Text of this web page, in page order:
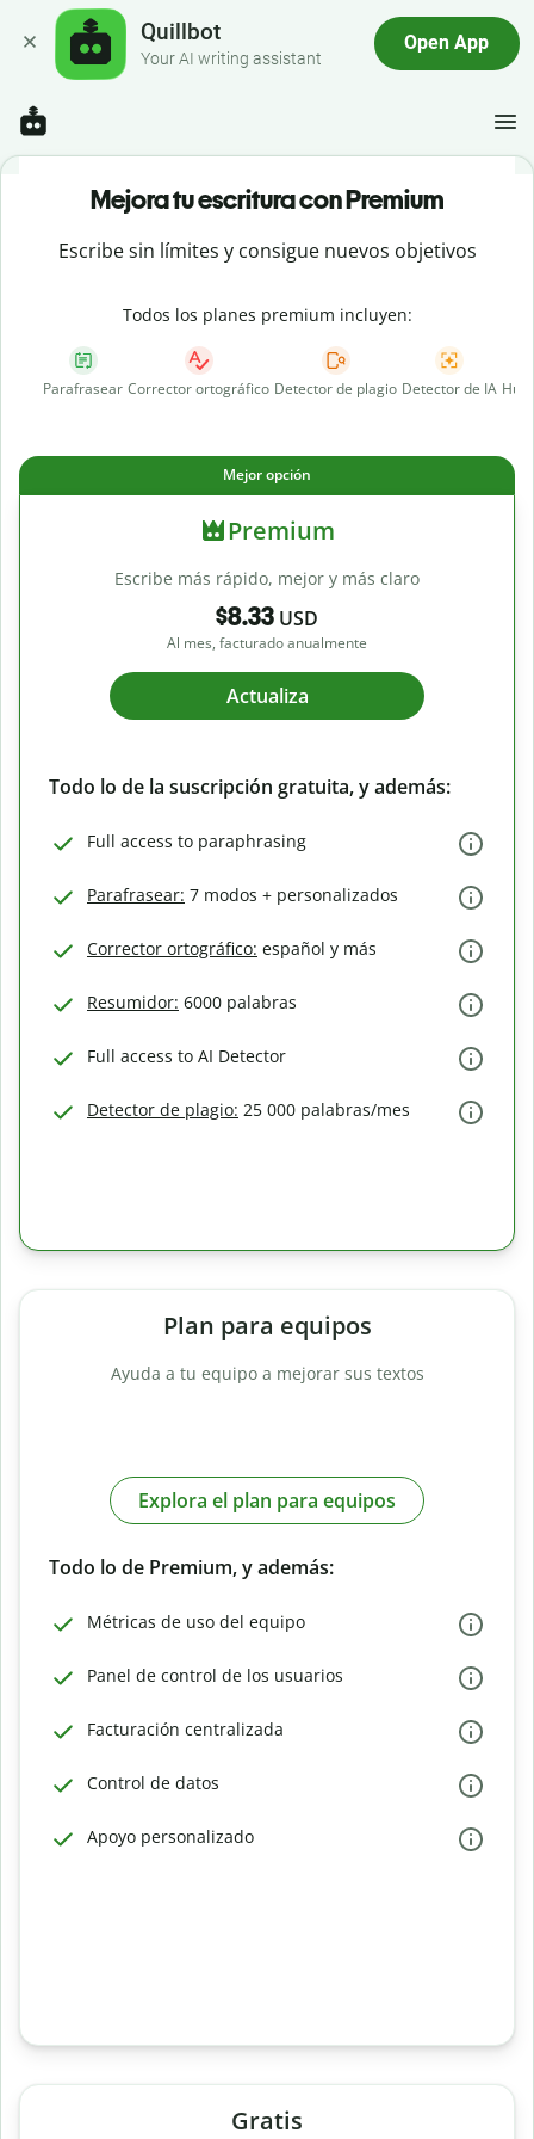
Quillbot
Your AI writing assistant
Open App
Mejora tu escritura con Premium
Escribe sin límites y consigue nuevos objetivos
Todos los planes premium incluyen:
Parafrasear Corrector ortográfico Detector de plagio Detector de IA
Mejor opción
Premium
Escribe más rápido, mejor y más claro
$8.33 USD
Al mes, facturado anualmente
Actualiza
Todo lo de la suscripción gratuita, y además:
Full access to paraphrasing
Parafrasear: 7 modos + personalizados
Corrector ortográfico: español y más
Resumidor: 6000 palabras
Full access to AI Detector
Detector de plagio: 25 000 palabras/mes
Plan para equipos
Ayuda a tu equipo a mejorar sus textos
Explora el plan para equipos
Todo lo de Premium, y además:
Métricas de uso del equipo
Panel de control de los usuarios
Facturación centralizada
Control de datos
Apoyo personalizado
Gratis